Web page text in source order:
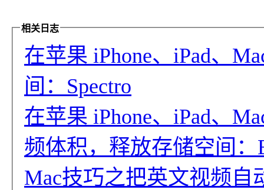
相关日志
在苹果 iPhone、iPad、
间：Spectro
在苹果 iPhone、iPad、
频体积，释放存储空间：
Mac技巧之把英文视频